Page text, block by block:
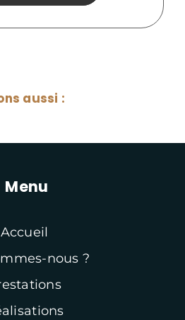
aussi :
Menu
Accueil
nous ?